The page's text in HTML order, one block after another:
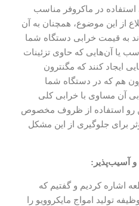
در ماکروفر مناسب
از این موضوع، همچنان به آن
به قیمت خرابی دستگاه شما
یا آن‌هایی که حاوی تزئینات
ایجاد کنند که مگنترون
هم که در دستگاه شما
آن مساوی با خرابی کلی
رو استفاده از ظروف مخصوص
برای جلوگیری از این مشکل
آسیب‌پذیر:
اشاره کردیم و گفتیم که
تولید امواج مایکروویو را